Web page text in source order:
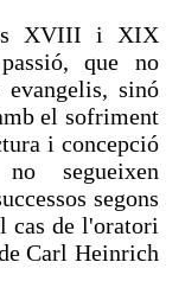
XVIII i XIX
que no
sinó
el sofriment
i concepció
segueixen
segons
cas de l'oratori
Carl Heinrich